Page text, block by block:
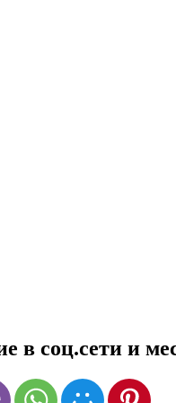
в соц.сети и